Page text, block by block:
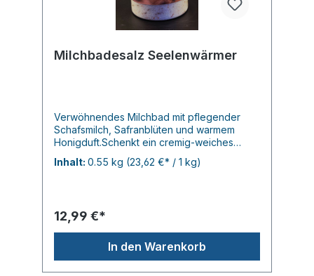
Limonene, Linalool, CI 42090 (Blue 1).
Milchbadesalz Seelenwärmer
Verwöhnendes Milchbad mit pflegender
Schafsmilch, Safranblüten und warmem
Honigduft.Schenkt ein cremig-weiches
Badegefühl, entspannt die Sinne und
hinterlässt die Haut zart und
Plastik,den man dann gern weiter
verwenden kann...je 550g
Inhalt: 0.55 kg (23,62 €* / 1 kg)
12,99 €*
In den Warenkorb